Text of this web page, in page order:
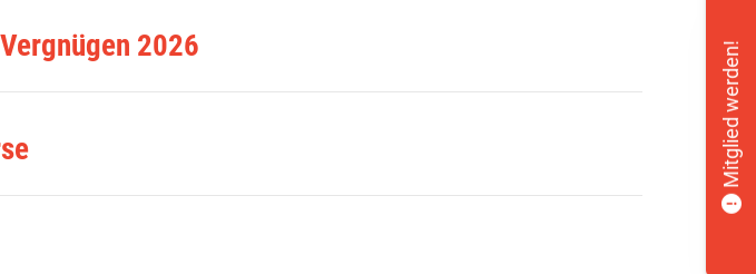
2026 Mitglied werden!